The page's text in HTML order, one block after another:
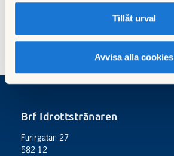
Tillåt urval
Avvisa alla cookies
Brf Idrottstränaren
Furirgatan 27
582 12